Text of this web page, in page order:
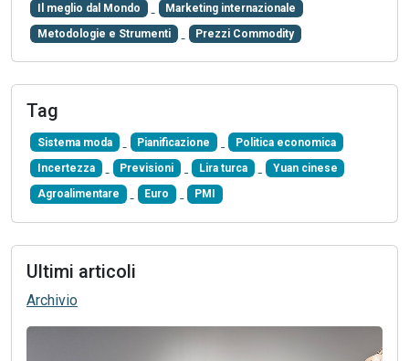
Il meglio dal Mondo Marketing internazionale
Metodologie e Strumenti Prezzi Commodity
Tag
Sistema moda Pianificazione Politica economica
Incertezza Previsioni Lira turca Yuan cinese
Agroalimentare Euro PMI
Ultimi articoli
Archivio